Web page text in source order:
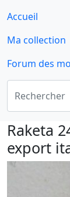
Accueil
Ma collection
Forum des
Raketa
export